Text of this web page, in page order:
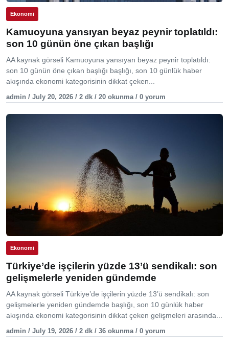
Ekonomi
Kamuoyuna yansıyan beyaz peynir toplatıldı:
son 10 günün öne çıkan başlığı
AA kaynak görseli Kamuoyuna yansıyan beyaz peynir toplatıldı:
son 10 günün öne çıkan başlığı başlığı, son 10 günlük haber
akışında ekonomi kategorisinin dikkat çeken...
admin / July 20, 2026 / 2 dk / 20 okunma / 0 yorum
Ekonomi
Türkiye’de işçilerin yüzde 13’ü sendikalı: son
gelişmelerle yeniden gündemde
AA kaynak görseli Türkiye’de işçilerin yüzde 13’ü sendikalı: son
gelişmelerle yeniden gündemde başlığı, son 10 günlük haber
akışında ekonomi kategorisinin dikkat çeken gelişmeleri arasında...
admin / July 19, 2026 / 2 dk / 36 okunma / 0 yorum